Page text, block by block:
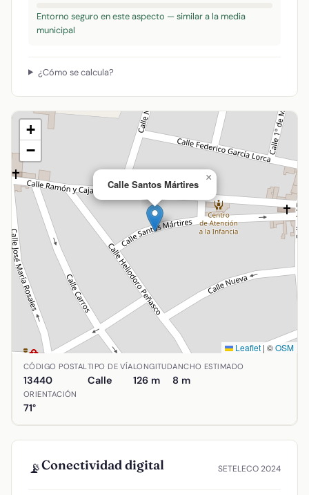
Entorno seguro en este aspecto — similar a la media
municipal
¿Cómo se calcula?
Calle Santos Mártires
×
+
−
Leaflet | ©OSM
Ubicación de Calle Santos Mártires en Argamasilla de
CÓDIGO POSTAL
13440
TIPO DE VÍA
Calle
LONGITUD
126 m
ANCHO ESTIMADO
8 m
ORIENTACIÓN
71°
📡Conectividad digital SETELECO 2024